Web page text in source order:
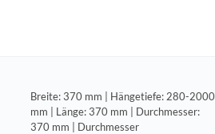
Breite: 370 mm | Hängetiefe: 280-2000
mm | Länge: 370 mm | Durchmesser:
370 mm | Durchmesser